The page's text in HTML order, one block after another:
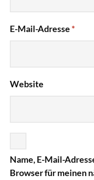
E-Mail-Adresse *
Website
Name, E-Mail-
Browser für meinen